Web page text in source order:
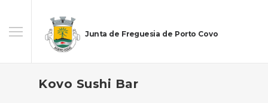
Junta de Freguesia de Porto Covo
Kovo Sushi Bar